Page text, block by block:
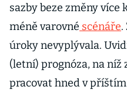
sazby beze změny více
méně varovné scénáře.
úroky nevyplývala.
(letní) prognóza, na níž
pracovat hned v